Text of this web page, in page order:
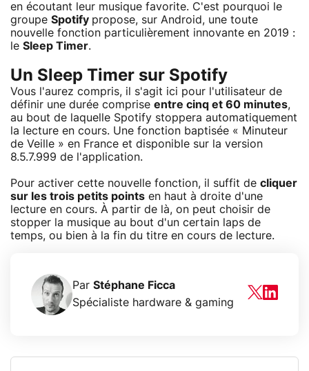
en écoutant leur musique favorite. C'est pourquoi le
groupe Spotify propose, sur Android, une toute
nouvelle fonction particulièrement innovante en 2019 :
le Sleep Timer.
Un Sleep Timer sur Spotify
Vous l'aurez compris, il s'agit ici pour l'utilisateur de
définir une durée comprise entre cinq et 60 minutes,
au bout de laquelle Spotify stoppera automatiquement
la lecture en cours. Une fonction baptisée « Minuteur
de Veille » en France et disponible sur la version
8.5.7.999 de l'application.
Pour activer cette nouvelle fonction, il suffit de cliquer
sur les trois petits points en haut à droite d'une
lecture en cours. À partir de là, on peut choisir de
stopper la musique au bout d'un certain laps de
temps, ou bien à la fin du titre en cours de lecture.
Par Stéphane Ficca
Spécialiste hardware & gaming